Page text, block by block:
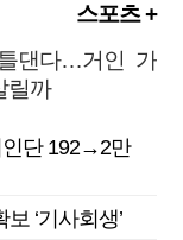
스포츠 +
틀댄다…거인 가
릴까
단 192→2만
‘기사회생’